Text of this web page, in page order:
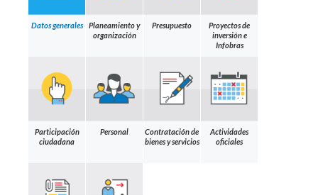
Datos generales
Planeamiento y
organización
Presupuesto
Proyectos de
inversión e
Infobras
Participación
ciudadana
Personal
Contratación de
bienes y servicios
Actividades
oficiales